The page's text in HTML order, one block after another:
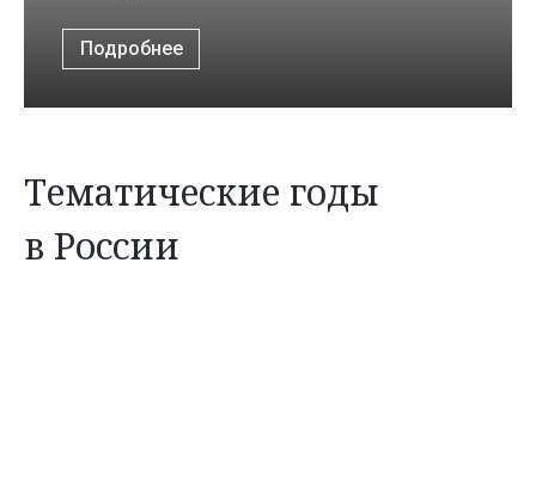
Подробнее
Тематические годы
в России